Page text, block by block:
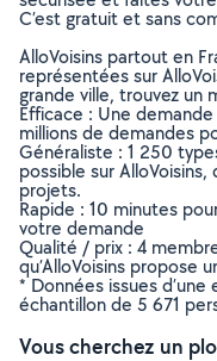
C’est gratuit et sans
AlloVoisins partout en
représentées sur
grande ville, trouvez un
Efficace : Une
millions de demandes
Généraliste : 1 250
possible sur
projets.
Rapide : 10 minutes
votre demande
Qualité / prix : 4
qu’AlloVoisins propose
* Données issues
échantillon de 5 671
Vous cherchez un